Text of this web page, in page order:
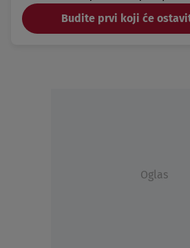
Budite prvi koji će
Oglas